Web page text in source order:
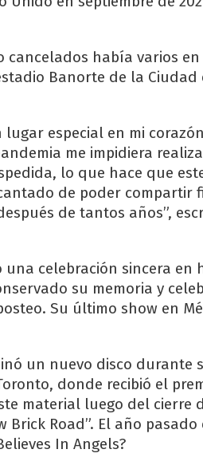
había varios en
Banorte de la Ciudad
especial en mi
me impidiera
lo que hace que
de poder compartir
de tantos años”,
una celebración sincera
su memoria y
Su último show en
un nuevo disco durante
donde recibió el
material luego del cierre
Brick Road”. El año
In Angels?